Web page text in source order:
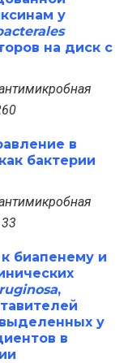
у
на диск с
в
бактерии
биапенему и
,
у
в